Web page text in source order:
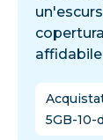
5GB-10-